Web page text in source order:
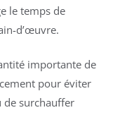
le temps de
d’œuvre.
importante de
pour éviter
de surchauffer